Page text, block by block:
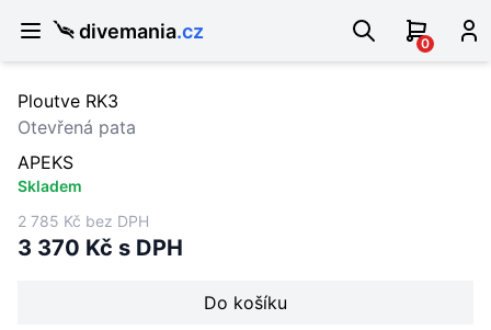
divemania.cz
0
Ploutve RK3
Otevřená pata
APEKS
Skladem
2 785 Kč bez DPH
3 370 Kč s DPH
Do košíku